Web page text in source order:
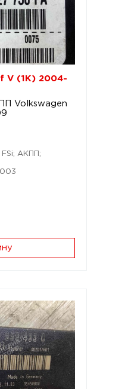
V (1K) 2004-
Volkswagen
FSi; АКПП;